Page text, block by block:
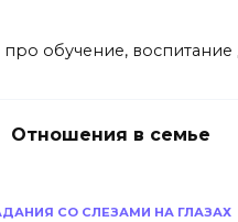
обучение, воспитание
Отношения в семье
СО СЛЕЗАМИ НА ГЛАЗАХ